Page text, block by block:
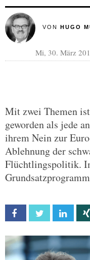
VON HUGO
Mi, 30. März
Mit zwei Themen
geworden als jede
ihrem Nein zur
Ablehnung der
Flüchtlingspolitik.
Facebook Twitter